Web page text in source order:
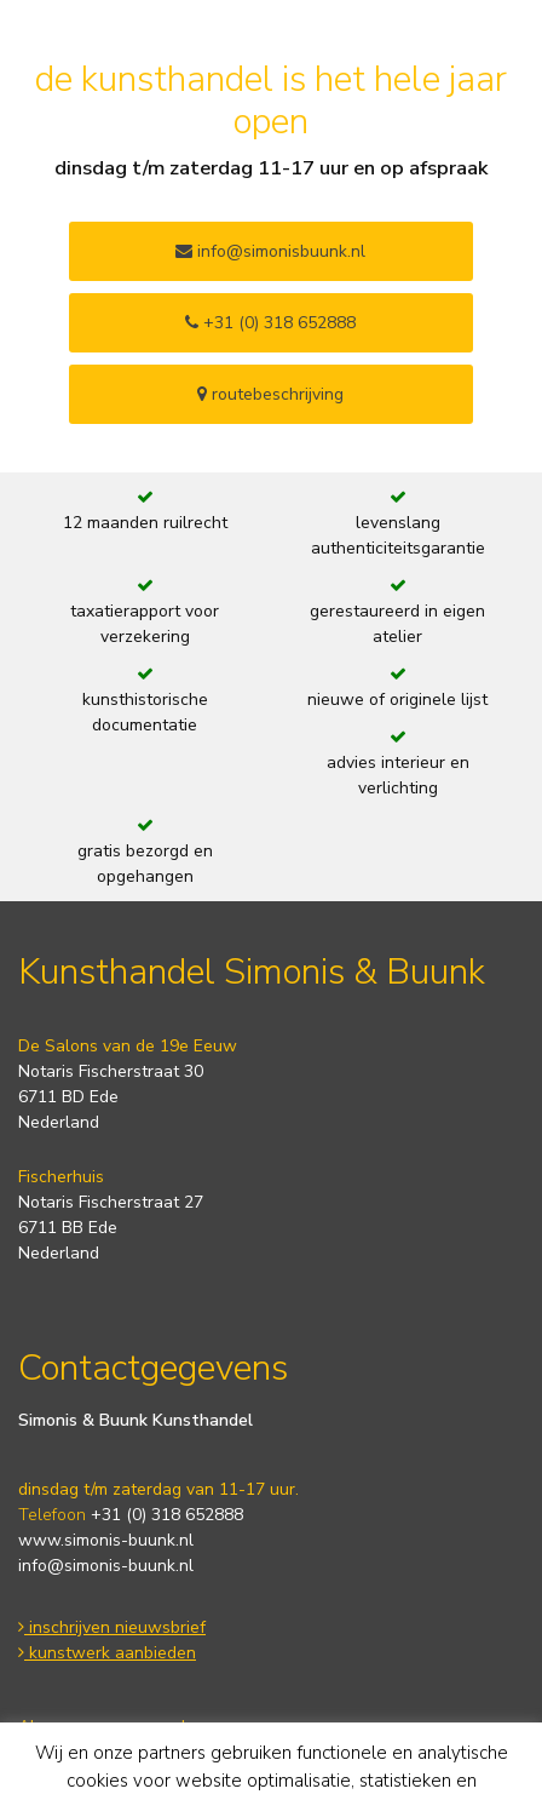
de kunsthandel is het hele jaar
open
dinsdag t/m zaterdag 11-17 uur en op afspraak
info@simonisbuunk.nl
+31 (0) 318 652888
routebeschrijving
12 maanden ruilrecht
levenslang
authenticiteitsgarantie
taxatierapport voor
verzekering
gerestaureerd in eigen
atelier
kunsthistorische
documentatie
nieuwe of originele lijst
advies interieur en
verlichting
gratis bezorgd en
opgehangen
Kunsthandel Simonis & Buunk
De Salons van de 19e Eeuw
Notaris Fischerstraat 30
6711 BD Ede
Nederland
Fischerhuis
Notaris Fischerstraat 27
6711 BB Ede
Nederland
Contactgegevens
Simonis & Buunk Kunsthandel
dinsdag t/m zaterdag van 11-17 uur.
Telefoon +31 (0) 318 652888
www.simonis-buunk.nl
info@simonis-buunk.nl
inschrijven nieuwsbrief
kunstwerk aanbieden
Algemene voorwaarden
Privacy statement
Cookie Policy
Wij en onze partners gebruiken functionele en analytische
cookies voor website optimalisatie, statistieken en